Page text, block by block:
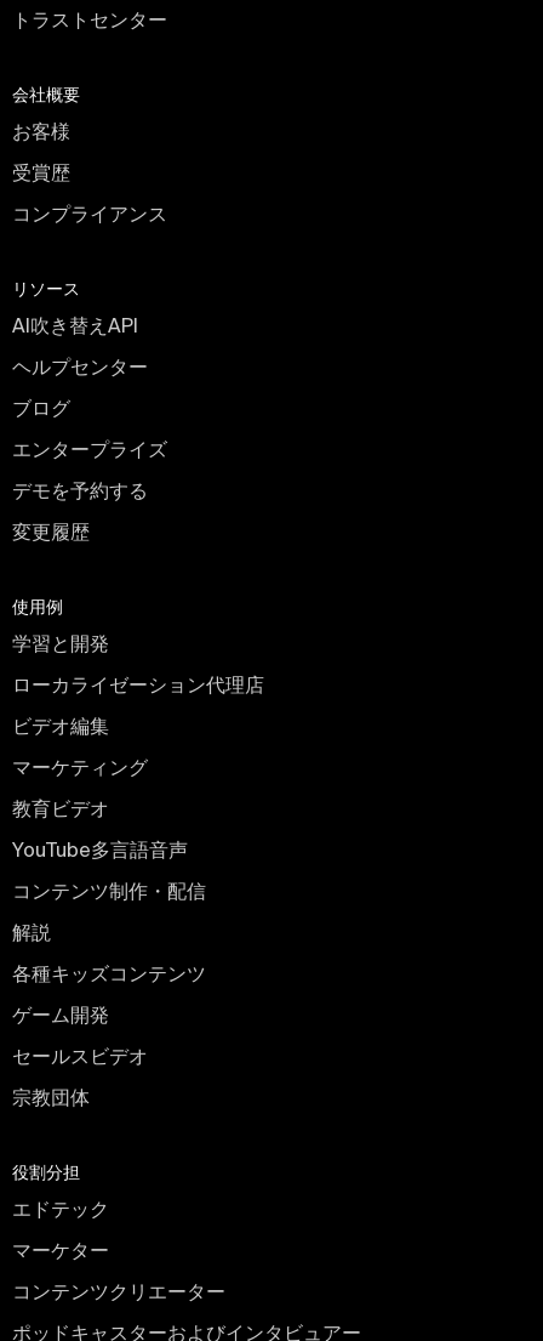
トラストセンター
会社概要
お客様
受賞歴
コンプライアンス
リソース
AI吹き替えAPI
ヘルプセンター
ブログ
エンタープライズ
デモを予約する
変更履歴
使用例
学習と開発
ローカライゼーション代理店
ビデオ編集
マーケティング
教育ビデオ
YouTube多言語音声
コンテンツ制作・配信
解説
各種キッズコンテンツ
ゲーム開発
セールスビデオ
宗教団体
役割分担
エドテック
マーケター
コンテンツクリエーター
ポッドキャスターおよびインタビュアー